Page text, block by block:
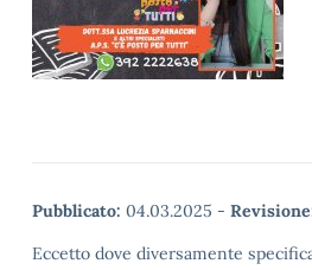
Pubblicato: 04.03.2025 -
Eccetto dove diversamente